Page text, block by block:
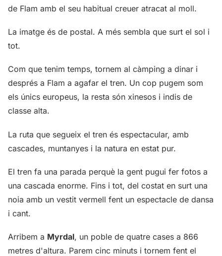
de Flam amb el seu habitual creuer atracat al moll.
La imatge és de postal. A més sembla que surt el sol i
tot.
Com que tenim temps, tornem al càmping a dinar i
després a Flam a agafar el tren. Un cop pugem som
els únics europeus, la resta són xinesos i indis de
classe alta.
La ruta que segueix el tren és espectacular, amb
cascades, muntanyes i la natura en estat pur.
El tren fa una parada perquè la gent pugui fer fotos a
una cascada enorme. Fins i tot, del costat en surt una
noia amb un vestit vermell fent un espectacle de dansa
i cant.
Arribem a Myrdal, un poble de quatre cases a 866
metres d'altura. Parem cinc minuts i tornem fent el